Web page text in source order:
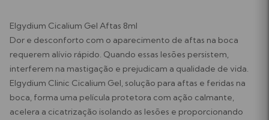
Elgydium Cicalium Gel Aftas 8ml
Dor e desconforto com o aparecimento de aftas na boca
requerem alívio rápido. Quando essas lesões persistem,
interferem na mastigação e prejudicam a qualidade de vida.
Elgydium Clinic Cicalium Gel, solução para aftas e feridas na
boca, forma uma película protetora com ação calmante,
acelera a cicatrização isolando as lesões e proporcionando